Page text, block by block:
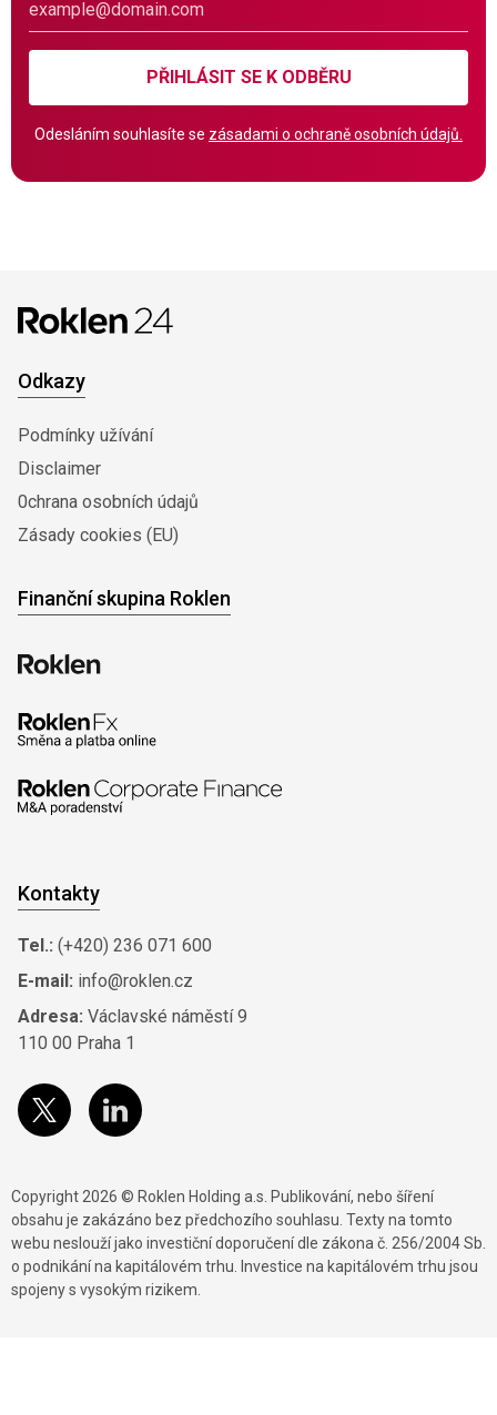
PŘIHLÁSIT SE K ODBĚRU
Odesláním souhlasíte se zásadami o ochraně osobních údajů.
Odkazy
Podmínky užívání
Disclaimer
0chrana osobních údajů
Zásady cookies (EU)
Finanční skupina Roklen
Kontakty
Tel.: (+420) 236 071 600
E-mail: info@roklen.cz
Adresa: Václavské náměstí 9
110 00 Praha 1
Copyright 2026 © Roklen Holding a.s. Publikování, nebo šíření
obsahu je zakázáno bez předchozího souhlasu. Texty na tomto
webu neslouží jako investiční doporučení dle zákona č. 256/2004 Sb.
o podnikání na kapitálovém trhu. Investice na kapitálovém trhu jsou
spojeny s vysokým rizikem.